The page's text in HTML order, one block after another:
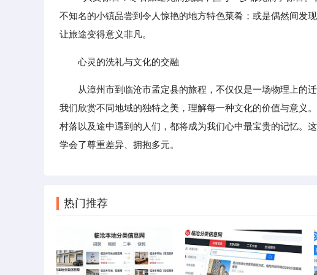
不知名的小镇品尝到令人惊艳的地方特色菜肴；或是偶然间
让旅途变得意义非凡。
心灵的洗礼与文化的交融
从漳州市到临沧市孟定县的旅程，不仅仅是一场物理上的
我们欣赏不同地域的独特之美，理解每一种文化的价值与意义
村落以及途中遇到的人们，都将成为我们心中最宝贵的记忆。
学会了尊重差异、拥抱多元。
热门推荐